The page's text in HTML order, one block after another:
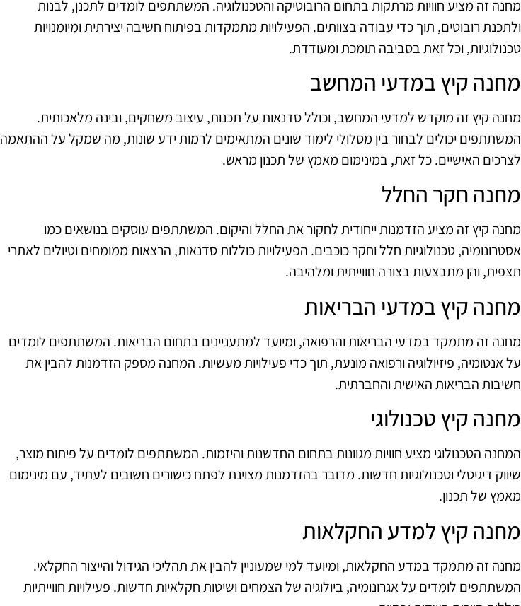
מחנה זה מציע חוויות מרתקות בתחום הרובוטיקה והטכנולוגיה. המשתתפים לומדים לתכנן, לבנות
ולתכנת רובוטים, תוך כדי עבודה בצוותים. הפעילויות מתמקדות בפיתוח חשיבה יצירתית ומיומנויות
טכנולוגיות, וכל זאת בסביבה תומכת ומעודדת.
מחנה קיץ במדעי המחשב
מחנה קיץ זה מוקדש למדעי המחשב, וכולל סדנאות על תכנות, עיצוב משחקים, ובינה מלאכותית.
המשתתפים יכולים לבחור בין מסלולי לימוד שונים המתאימים לרמות ידע שונות, מה שמקל על ההתאמה
לצרכים האישיים. כל זאת, במינימום מאמץ של תכנון מראש.
מחנה חקר החלל
מחנה קיץ זה מציע הזדמנות ייחודית לחקור את החלל והיקום. המשתתפים עוסקים בנושאים כמו
אסטרונומיה, טכנולוגיות חלל וחקר כוכבים. הפעילויות כוללות סדנאות, הרצאות ממומחים וטיולים לאתרי
תצפית, והן מתבצעות בצורה חווייתית ומלהיבה.
מחנה קיץ במדעי הבריאות
מחנה זה מתמקד במדעי הבריאות והרפואה, ומיועד למתעניינים בתחום הבריאות. המשתתפים לומדים
על אנטומיה, פיזיולוגיה ורפואה מונעת, תוך כדי פעילויות מעשיות. המחנה מספק הזדמנות להבין את
חשיבות הבריאות האישית והחברתית.
מחנה קיץ טכנולוגי
המחנה הטכנולוגי מציע חוויות מגוונות בתחום החדשנות והיזמות. המשתתפים לומדים על פיתוח מוצר,
שיווק דיגיטלי וטכנולוגיות חדשות. מדובר בהזדמנות מצוינת לפתח כישורים חשובים לעתיד, עם מינימום
מאמץ של תכנון.
מחנה קיץ למדע החקלאות
מחנה זה מתמקד במדע החקלאות, ומיועד למי שמעוניין להבין את תהליכי הגידול והייצור החקלאי.
המשתתפים לומדים על אגרונומיה, ביולוגיה של הצמחים ושיטות חקלאיות חדשות. פעילויות חווייתיות